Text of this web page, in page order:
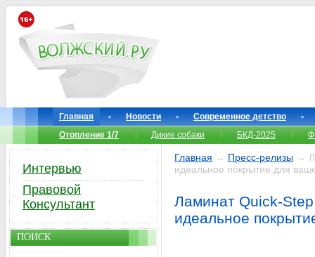
Главная Новости
Современное детство
Отопление 1/7
Дикие собаки БКД-2025
Главная → Пресс-релизы →
идеальное покрытие для
Ламинат Quick-
идеальное
Интервью
Правовой
Консультант
ПОИСК